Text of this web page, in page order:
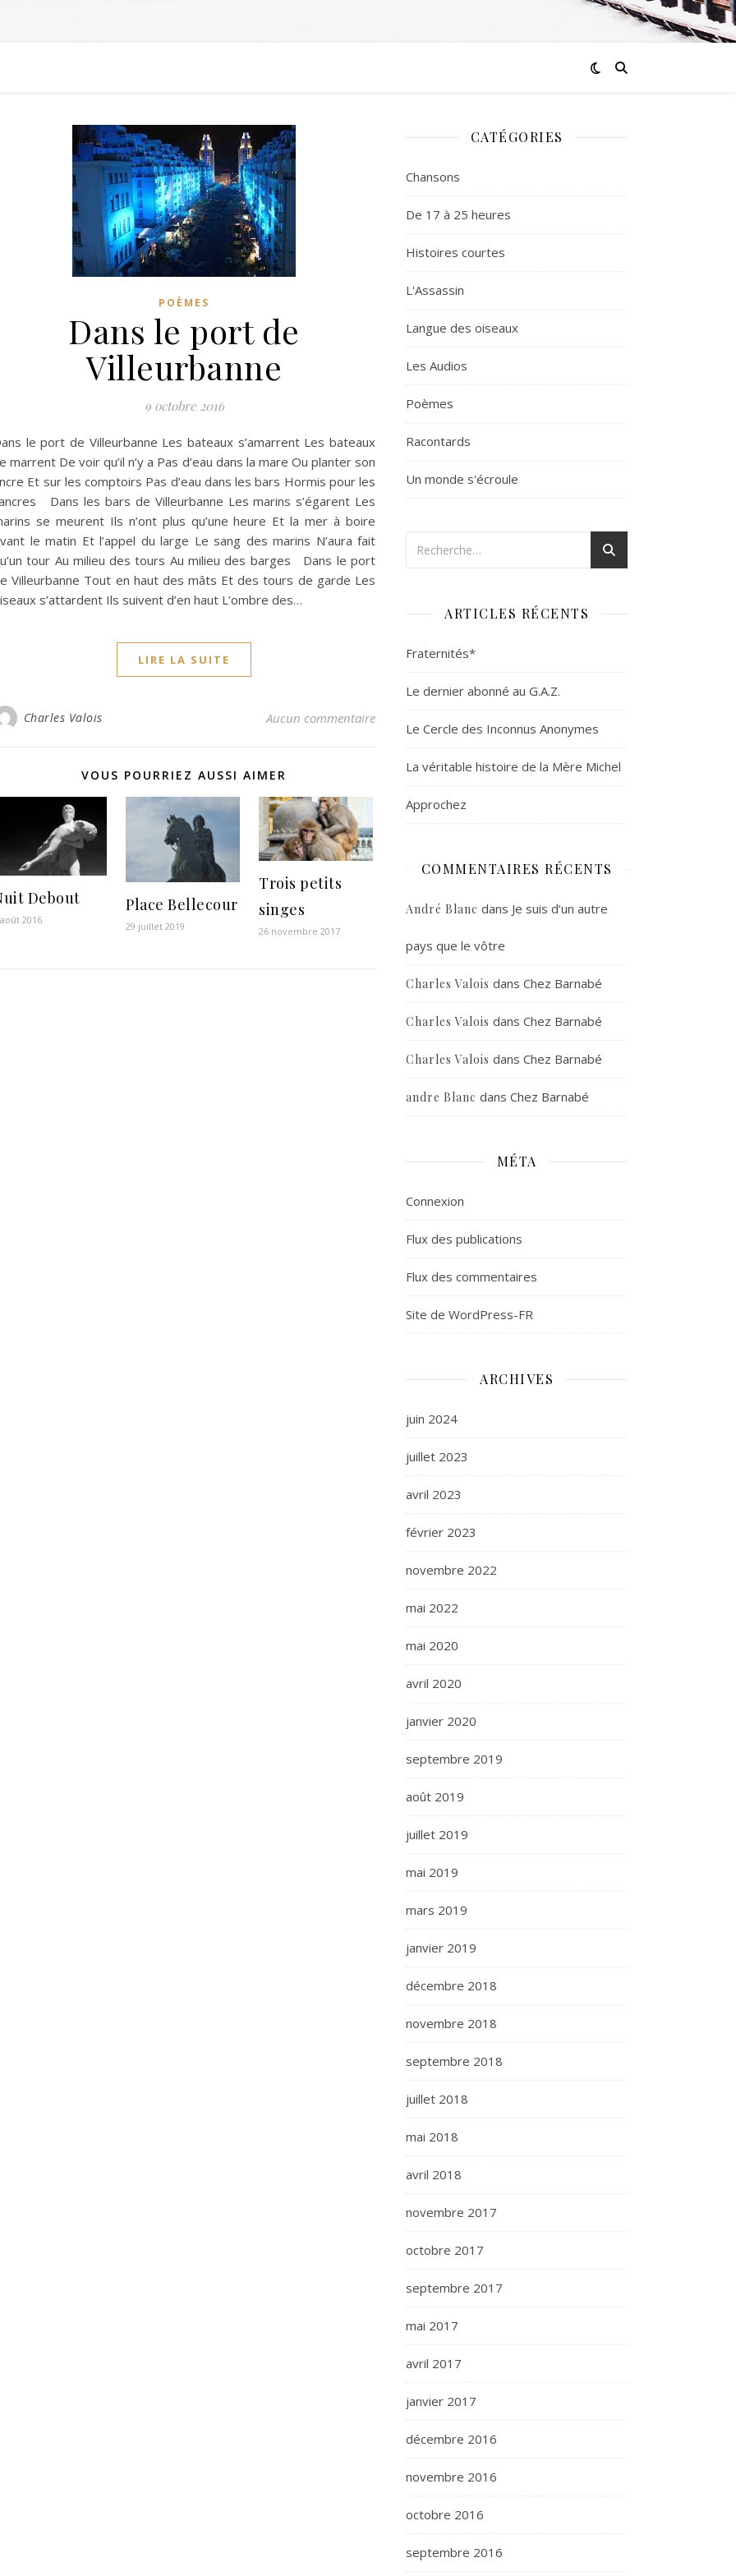
POÈMES
Dans le port de
Villeurbanne
9 octobre 2016
le port de Villeurbanne Les bateaux s’amarrent Les bateaux
marrent De voir qu’il n’y a Pas d’eau dans la mare Ou planter son
Et sur les comptoirs Pas d’eau dans les bars Hormis pour les
Dans les bars de Villeurbanne Les marins s’égarent Les
se meurent Ils n’ont plus qu’une heure Et la mer à boire
le matin Et l’appel du large Le sang des marins N’aura fait
tour Au milieu des tours Au milieu des barges Dans le port
Villeurbanne Tout en haut des mâts Et des tours de garde Les
s’attardent Ils suivent d’en haut L’ombre des…
LIRE LA SUITE
Charles Valois Aucun commentaire
VOUS POURRIEZ AUSSI AIMER
Debout
2016
Place Bellecour
29 juillet 2019
Trois petits
singes
26 novembre 2017
CATÉGORIES
Chansons
De 17 à 25 heures
Histoires courtes
L'Assassin
Langue des oiseaux
Les Audios
Poèmes
Racontards
Un monde s'écroule
ARTICLES RÉCENTS
Fraternités*
Le dernier abonné au G.A.Z.
Le Cercle des Inconnus Anonymes
La véritable histoire de la Mère Michel
Approchez
COMMENTAIRES RÉCENTS
André Blanc dans Je suis d’un autre
pays que le vôtre
Charles Valois dans Chez Barnabé
Charles Valois dans Chez Barnabé
Charles Valois dans Chez Barnabé
andre Blanc dans Chez Barnabé
MÉTA
Connexion
Flux des publications
Flux des commentaires
Site de WordPress-FR
ARCHIVES
juin 2024
juillet 2023
avril 2023
février 2023
novembre 2022
mai 2022
mai 2020
avril 2020
janvier 2020
septembre 2019
août 2019
juillet 2019
mai 2019
mars 2019
janvier 2019
décembre 2018
novembre 2018
septembre 2018
juillet 2018
mai 2018
avril 2018
novembre 2017
octobre 2017
septembre 2017
mai 2017
avril 2017
janvier 2017
décembre 2016
novembre 2016
octobre 2016
septembre 2016